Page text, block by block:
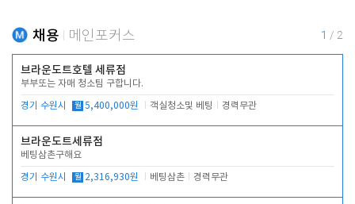
채용 메인포커스 1 / 2
브라운도트호텔 세류점
부부또는 자매 청소팀 구합니다.
경기 수원시 월 5,400,000원 객실청소및 베팅 경력무관
브라운도트세류점
베팅삼촌구해요
경기 수원시 월 2,316,930원 베팅삼촌 경력무관